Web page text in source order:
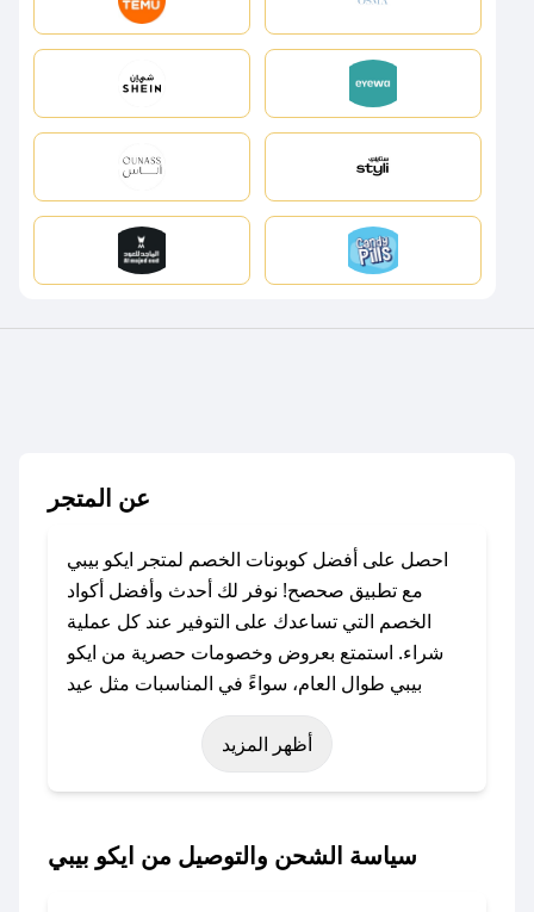
عن المتجر
احصل على أفضل كوبونات الخصم لمتجر ايكو بيبي
مع تطبيق صحصح! نوفر لك أحدث وأفضل أكواد
الخصم التي تساعدك على التوفير عند كل عملية
شراء. استمتع بعروض وخصومات حصرية من ايكو
بيبي طوال العام، سواءً في المناسبات مثل عيد
الفطر، عيد الأضحى، الجمعة البيضاء (شهر نوفمبر)،
رمضان، اليوم الوطني، يوم التأسيس، أو حتى عروض
باستخدام تطبيق صحصح، يمكنك العثور بسهولة على
أظهر المزيد
سياسة الشحن والتوصيل من ايكو بيبي